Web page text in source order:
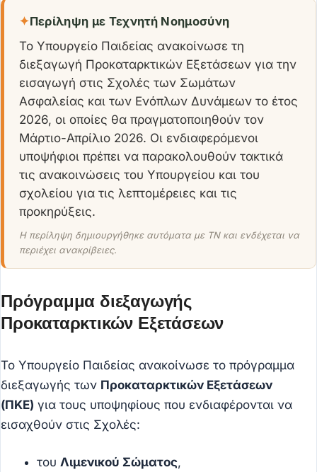
✦Περίληψη με Τεχνητή Νοημοσύνη
Το Υπουργείο Παιδείας ανακοίνωσε τη
διεξαγωγή Προκαταρκτικών Εξετάσεων για την
εισαγωγή στις Σχολές των Σωμάτων
Ασφαλείας και των Ενόπλων Δυνάμεων το έτος
2026, οι οποίες θα πραγματοποιηθούν τον
Μάρτιο-Απρίλιο 2026. Οι ενδιαφερόμενοι
υποψήφιοι πρέπει να παρακολουθούν τακτικά
τις ανακοινώσεις του Υπουργείου και του
σχολείου για τις λεπτομέρειες και τις
προκηρύξεις.
Η περίληψη δημιουργήθηκε αυτόματα με ΤΝ και ενδέχεται να
περιέχει ανακρίβειες.
Πρόγραμμα διεξαγωγής
Προκαταρκτικών Εξετάσεων
Το Υπουργείο Παιδείας ανακοίνωσε το πρόγραμμα
διεξαγωγής των Προκαταρκτικών Εξετάσεων
(ΠΚΕ) για τους υποψηφίους που ενδιαφέρονται να
εισαχθούν στις Σχολές:
του Λιμενικού Σώματος,